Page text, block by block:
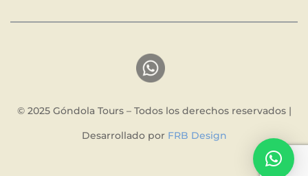
© 2025 Góndola Tours – Todos los derechos reservados |
Desarrollado por FRB Design